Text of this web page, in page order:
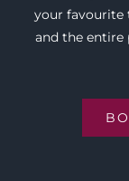
your favourite
and the entire